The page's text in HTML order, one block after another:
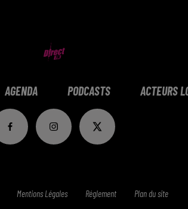
AGENDA PODCASTS ACTEURS
Mentions Légales Réglement Plan du site